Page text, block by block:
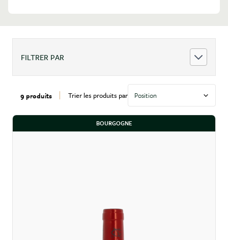
FILTRER PAR
9 produits Trier les produits par
BOURGOGNE